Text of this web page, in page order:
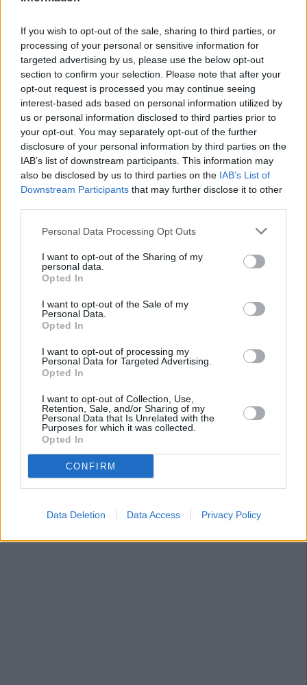
If you wish to opt-out of the sale, sharing to third parties, or
processing of your personal or sensitive information for
targeted advertising by us, please use the below opt-out
section to confirm your selection. Please note that after your
opt-out request is processed you may continue seeing
interest-based ads based on personal information utilized by
us or personal information disclosed to third parties prior to
your opt-out. You may separately opt-out of the further
disclosure of your personal information by third parties on the
IAB’s list of downstream participants. This information may
also be disclosed by us to third parties on the IAB’s List of
Downstream Participants that may further disclose it to other
Personal Data Processing Opt Outs
I want to opt-out of the Sharing of my
personal data.
Opted In
I want to opt-out of the Sale of my
Personal Data.
Opted In
I want to opt-out of processing my
Personal Data for Targeted Advertising.
Opted In
I want to opt-out of Collection, Use,
Retention, Sale, and/or Sharing of my
Personal Data that Is Unrelated with the
Purposes for which it was collected.
Opted In
CONFIRM
Data Deletion Data Access Privacy Policy
paralización ha supuesto "perjuicios económicos para la
ciudad".